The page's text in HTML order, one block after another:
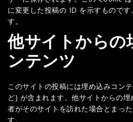
に変更した投稿の ID を示すもので
す。
他サイトからの
ンテンツ
このサイトの投稿には埋め込みコン
ど) が含まれます。他サイトからの
者がそのサイトを訪れた場合とまっ
す。